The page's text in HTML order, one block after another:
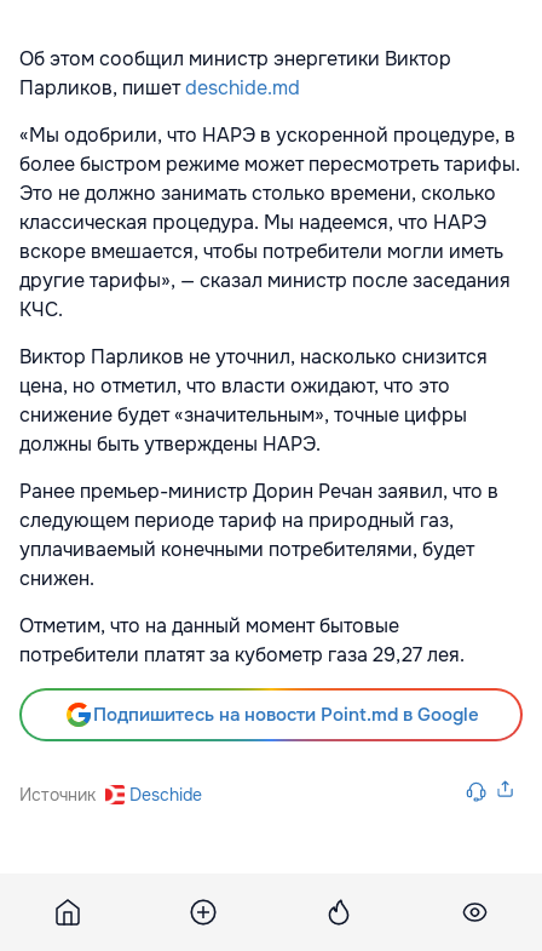
Об этом сообщил министр энергетики Виктор
Парликов, пишетdeschide.md
«Мы одобрили, что НАРЭ в ускоренной процедуре, в
более быстром режиме может пересмотреть тарифы.
Это не должно занимать столько времени, сколько
классическая процедура. Мы надеемся, что НАРЭ
вскоре вмешается, чтобы потребители могли иметь
другие тарифы», — сказал министр после заседания
КЧС.
Виктор Парликов не уточнил, насколько снизится
цена, но отметил, что власти ожидают, что это
снижение будет «значительным», точные цифры
должны быть утверждены НАРЭ.
Ранее премьер-министр Дорин Речан заявил, что в
следующем периоде тариф на природный газ,
уплачиваемый конечными потребителями, будет
снижен.
Отметим, что на данный момент бытовые
потребители платят за кубометр газа 29,27 лея.
Подпишитесь на новости Point.md в Google
Источник Deschide